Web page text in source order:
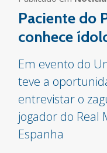
Paciente do
conhece
Em evento do
teve a
entrevistar o
jogador do Real
Espanha